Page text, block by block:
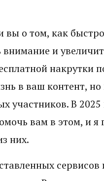
вы о том, как
и
накрутки
в ваш контент,
участников. В
вам в этом, и
них.